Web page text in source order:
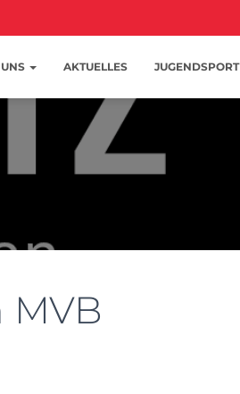
AKTUELLES JUGENDSPORT
MVB